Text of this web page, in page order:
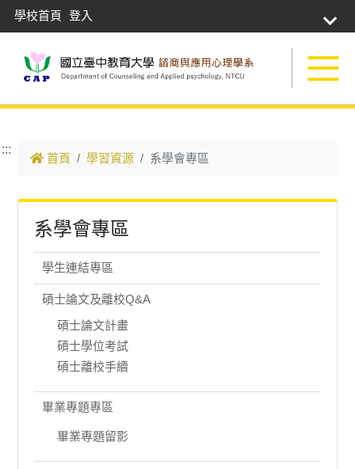
學校首頁 登入
跳到主要內容
:::
首頁 學習資源 系學會專區
系學會專區
學生連結專區
碩士論文及離校Q&A
碩士論文計畫
碩士學位考試
碩士離校手續
畢業專題專區
畢業專題留影